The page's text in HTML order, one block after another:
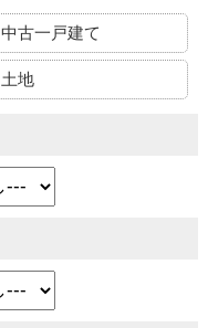
中古一戸建て
土地